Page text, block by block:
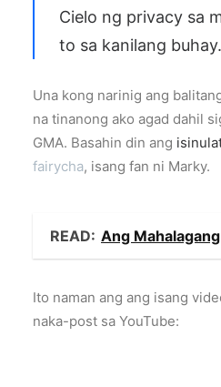
Cielo ng privacy sa
to sa kanilang buhay.
Una kong narinig ang
na tinanong ako agad dahil
GMA. Basahin din ang
fairycha, isang fan ni Marky.
READ: Ang Mahalagang
Ito naman ang ang isang
naka-post sa YouTube: